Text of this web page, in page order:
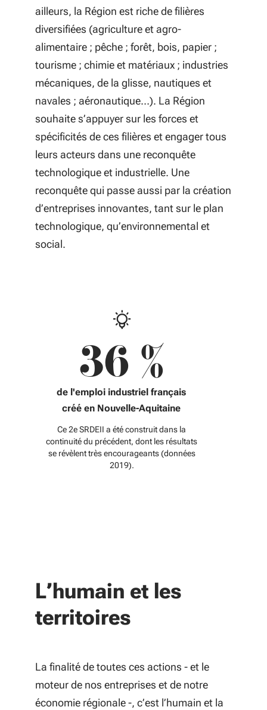
ailleurs, la Région est riche de filières
diversifiées (agriculture et agro-
alimentaire ; pêche ; forêt, bois, papier ;
tourisme ; chimie et matériaux ; industries
mécaniques, de la glisse, nautiques et
navales ; aéronautique…). La Région
souhaite s’appuyer sur les forces et
spécificités de ces filières et engager tous
leurs acteurs dans une reconquête
technologique et industrielle. Une
reconquête qui passe aussi par la création
d’entreprises innovantes, tant sur le plan
technologique, qu’environnemental et
social.
36 %
de l'emploi industriel français
créé en Nouvelle-Aquitaine
Ce 2e SRDEII a été construit dans la
continuité du précédent, dont les résultats
se révèlent très encourageants (données
2019).
L’humain et les
territoires
La finalité de toutes ces actions - et le
moteur de nos entreprises et de notre
économie régionale -, c’est l’humain et la